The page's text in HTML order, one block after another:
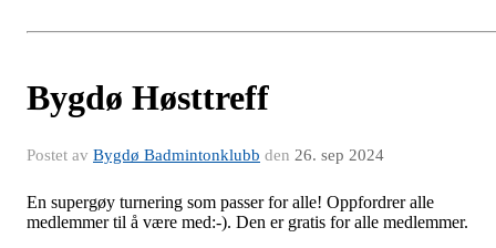
Bygdø Høsttreff
Postet av Bygdø Badmintonklubb den 26. sep 2024
En supergøy turnering som passer for alle! Oppfordrer alle
medlemmer til å være med:-). Den er gratis for alle medlemmer.